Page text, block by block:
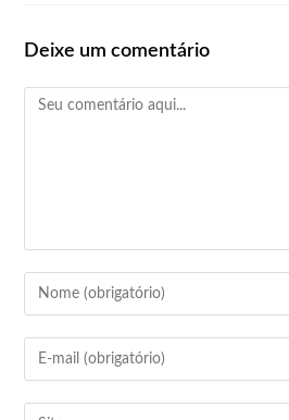
Deixe um comentário